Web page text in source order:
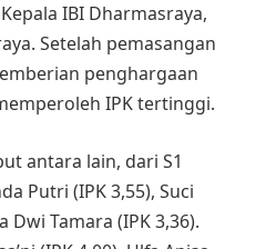
IBI Dharmasraya,
Setelah pemasangan
penghargaan
IPK tertinggi.
antara lain, dari S1
Putri (IPK 3,55), Suci
Dwi Tamara (IPK 3,36).